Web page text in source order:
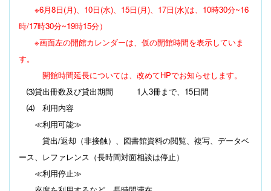
※6月8日(月)、10日(水)、15日(月)、17日(水)は、10時30分~16
時/17時30分~19時15分）
※画面左の開館カレンダーは、仮の開館時間を表示していま
す。
開館時間延長については、改めてHPでお知らせします。
⑶貸出冊数及び貸出期間
1 人3冊まで、 15日間
⑷ 利用内容
≪利用可能≫
貸出/返却（非接触）、図書館資料の閲覧、複写、データベ
ース、レファレンス（長時間対面相談は停止）
≪利用停止≫